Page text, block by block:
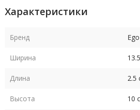
Характеристики
Бренд Ego
Ширина
Длина 2.5
Высота 10